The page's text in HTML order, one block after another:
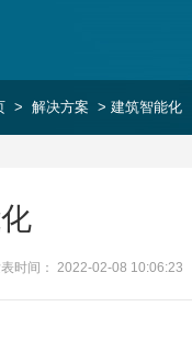
> 解决方案 > 建筑智能化
时间： 2022-02-08 10:06:23